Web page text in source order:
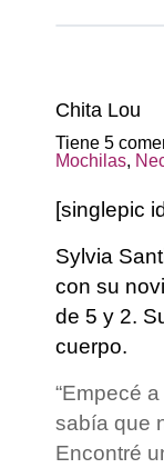
Chita Lou
Tiene 5
Mochilas,
[singlepic
Sylvia
con su
de 5 y 2.
cuerpo.
“Empecé
sabía que
Encontré